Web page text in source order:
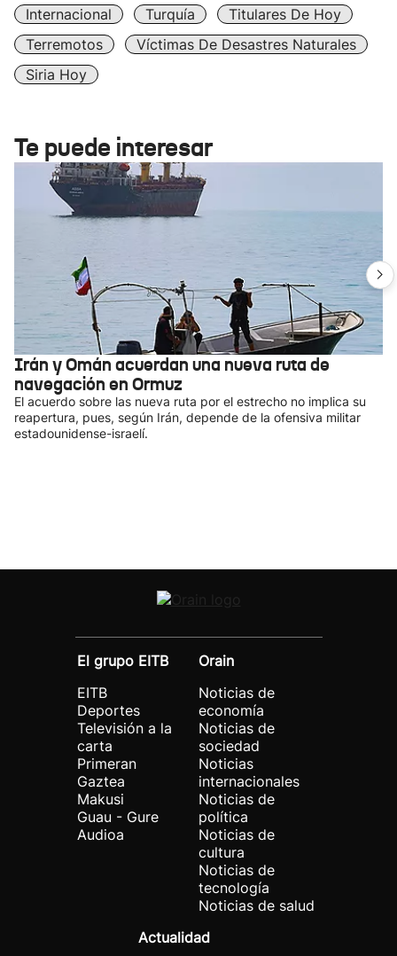
Internacional Turquía
Titulares De Hoy
Terremotos
Víctimas De Desastres Naturales
Siria Hoy
Te puede interesar
Irán y Omán acuerdan una nueva ruta de
navegación en Ormuz
El acuerdo sobre las nueva ruta por el estrecho no implica su
reapertura, pues, según Irán, depende de la ofensiva militar
estadounidense-israelí.
El grupo EITB
EITB
Deportes
Televisión a la
carta
Primeran
Gaztea
Makusi
Guau - Gure
Audioa
Orain
Noticias de
economía
Noticias de
sociedad
Noticias
internacionales
Noticias de
política
Noticias de
cultura
Noticias de
tecnología
Noticias de salud
Actualidad